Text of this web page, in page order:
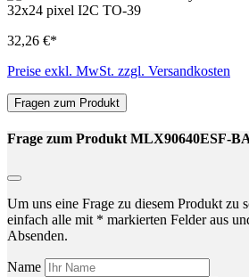
32,26 €*
Preise exkl. MwSt. zzgl. Versandkosten
Fragen zum Produkt
Frage zum Produkt MLX90640ESF-
Um uns eine Frage zu diesem Produkt zu
einfach alle mit * markierten Felder aus
Absenden.
Name